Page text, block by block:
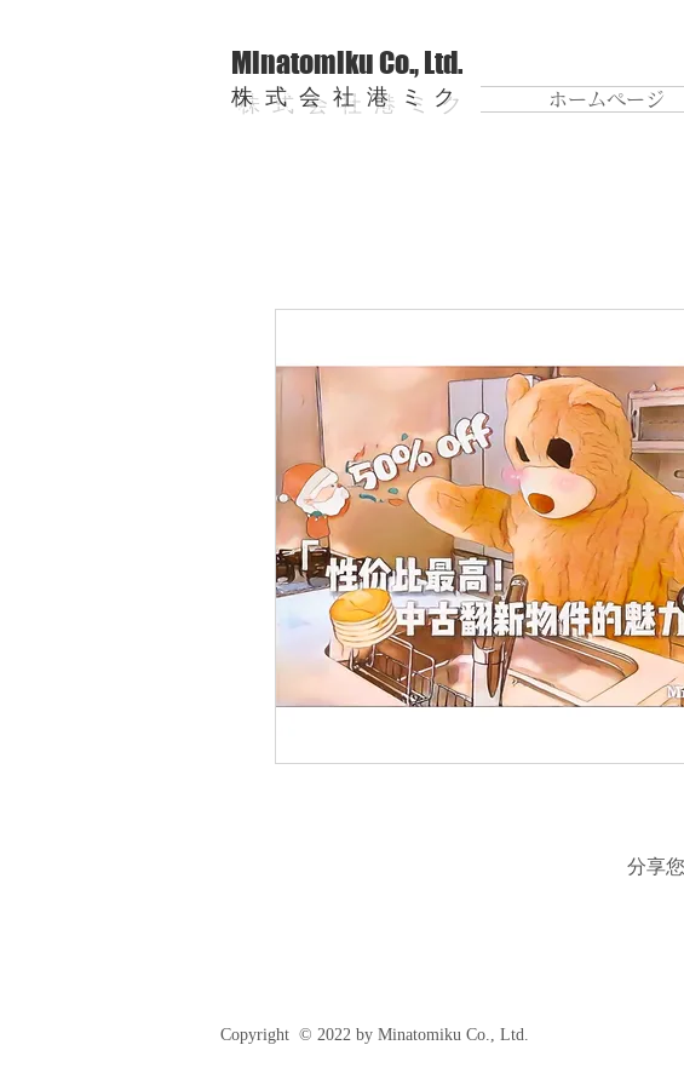
Minatomiku Co., Ltd.
株式会社港ミク ホームページ
分享
Copyright © 2022 by Minatomiku Co., Ltd.